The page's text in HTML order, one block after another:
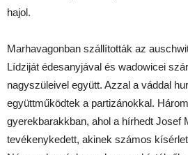
hajol.
Marhavagonban szállították az
Lídziját édesanyjával és wadowicei
nagyszüleivel együtt. Azzal a váddal
együttműködtek a partizánokkal.
gyerekbarakkban, ahol a hírhedt Josef
tevékenykedett, akinek számos